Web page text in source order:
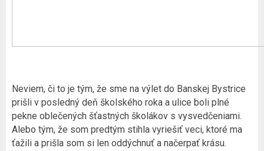
Neviem, či to je tým, že sme na výlet do Banskej Bystrice
prišli v posledný deň školského roka a ulice boli plné
pekne oblečených šťastných školákov s vysvedčeniami.
Alebo tým, že som predtým stihla vyriešiť veci, ktoré ma
ťažili a prišla som si len oddýchnuť a načerpať krásu.